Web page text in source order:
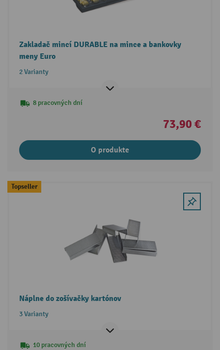
Zakladač mincí DURABLE na mince a bankovky
meny Euro
2 Varianty
8 pracovných dní
73,90 €
O produkte
Topseller
Náplne do zošívačky kartónov
3 Varianty
10 pracovných dní